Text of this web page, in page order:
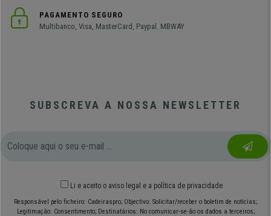
PAGAMENTO SEGURO
Multibanco, Visa, MasterCard, Paypal. MBWAY
SUBSCREVA A NOSSA NEWSLETTER
Li e aceito o aviso legal e a política de privacidade
Responsável pelo ficheiro: Cadeiraspro; Objectivo: Solicitar/receber o boletim de notícias;
Legitimação: Consentimento; Destinatários: No comunicar-se-ão os dados a terceiros;